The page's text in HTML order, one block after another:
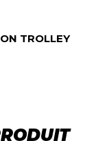
TROLLEY